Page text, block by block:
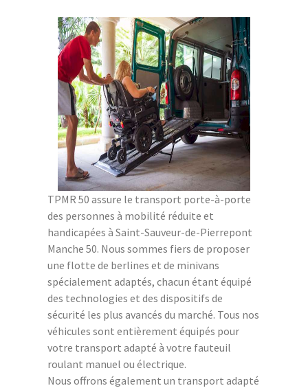
TPMR 50 assure le transport porte-à-porte
des personnes à mobilité réduite et
handicapées à Saint-Sauveur-de-Pierrepont
Manche 50. Nous sommes fiers de proposer
une flotte de berlines et de minivans
spécialement adaptés, chacun étant équipé
des technologies et des dispositifs de
sécurité les plus avancés du marché. Tous nos
véhicules sont entièrement équipés pour
votre transport adapté à votre fauteuil
roulant manuel ou électrique.
Nous offrons également un transport adapté